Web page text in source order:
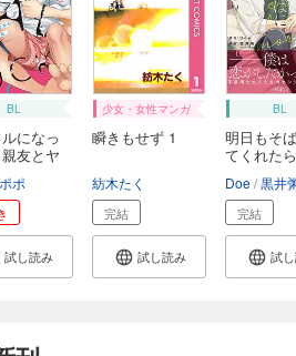
BL
になっ
友とヤ
ポ
試し読み
少女・女性マンガ
瞬きもせず 1
紡木たく
完結
試し読み
BL
明日もそ
てくれた
Doe 黒井
完結
試